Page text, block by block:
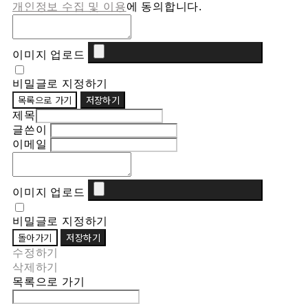
개인정보 수집 및 이용에 동의합니다.
이미지 업로드
비밀글로 지정하기
목록으로 가기 저장하기
제목
글쓴이
이메일
이미지 업로드
비밀글로 지정하기
돌아가기 저장하기
수정하기
삭제하기
목록으로 가기